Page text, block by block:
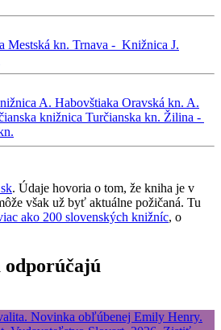
Mestská kn. Trnava - Knižnica J.
A. Habovštiaka Oravská kn. A.
knižnica Turčianska kn. Žilina -
. Údaje hovoria o tom, že kniha je v
však už byť aktuálne požičaná. Tu
ako 200 slovenských knižníc, o